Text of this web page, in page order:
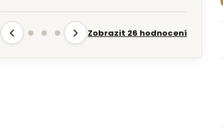
‹ › Zobrazit 26 hodnocení